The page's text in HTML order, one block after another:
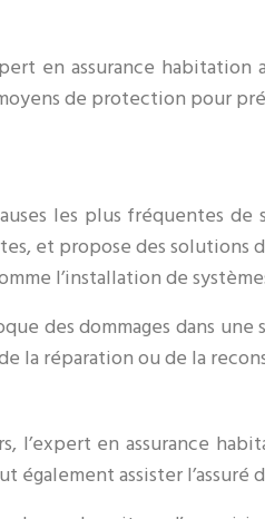
en assurance
de protection pour
les plus fréquentes
et propose des
l’installation de
des dommages dans
la réparation ou de la
l’expert en assurance
assister